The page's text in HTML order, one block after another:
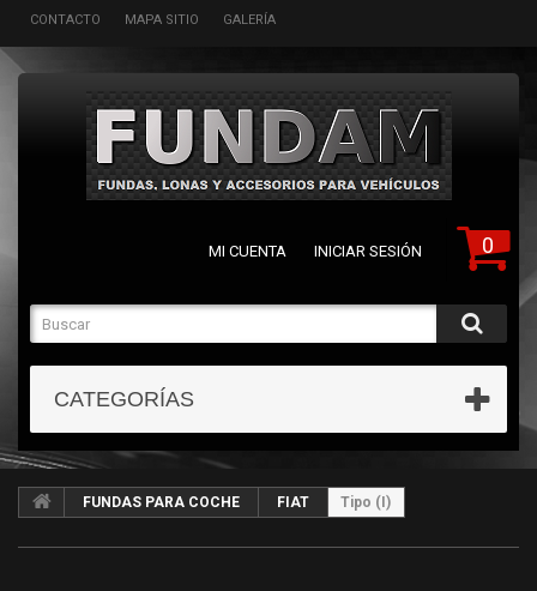
CONTACTO MAPA SITIO GALERÍA
0
MI CUENTA INICIAR SESIÓN
CATEGORÍAS
FUNDAS PARA COCHE FIAT Tipo (I)